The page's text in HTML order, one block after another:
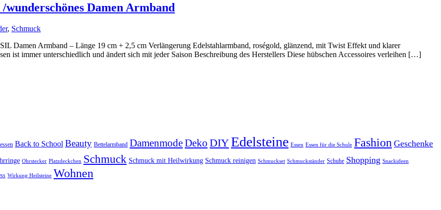
Damen Armband
, Schmuck
Damen Armband – Länge 19 cm + 2,5 cm Verlängerung Edelstahlarmband, roségold, glänzend, mit Twist Effekt und klarer
ist immer unterschiedlich und ändert sich mit jeder Saison Beschreibung des Herstellers Diese hübschen Accessoires verleihen […]
Back to School Beauty Bettelarmband DamenmodeDeko DIYEdelsteine Essen Essen für die Schule Fashion Geschenke
Ohrstecker Platzdeckchen Schmuck Schmuck mit Heilwirkung Schmuck reinigen Schmuckset Schmuckständer Schuhe Shopping Snackideen
Wirkung Heilsteine Wohnen